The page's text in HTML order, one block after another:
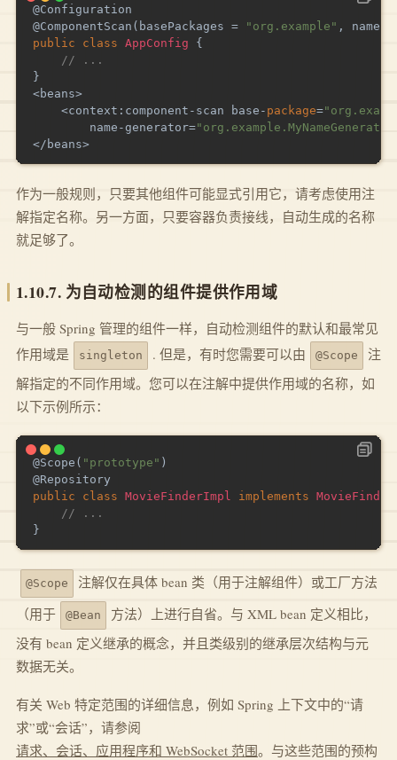
@Configuration
@ComponentScan ( basePackages = "org.example" ,
public
class AppConfig
{
// ...
}
<beans>
<context : component - scan base - package=
        name
-generator=
</ beans>
作为一般规则，只要其他组件可能显式引用它，请考虑使用注
解指定名称。另一方面，只要容器负责接线，自动生成的名称
就足够了。
1.10.7. 为自动检测的组件提供作用域
与一般 Spring 管理的组件一样，自动检测组件的默认和最常见
作用域是
singleton . 但是，有时您需要可以由 @Scope
注
解指定的不同作用域。您可以在注解中提供作用域的名称，如
以下示例所示：
@Scope ( "prototype" )
@Repository
public
class MovieFinderImpl implements MovieFinder
// ...
}
@Scope
注解仅在具体 bean 类（用于注解组件）或工厂方法
（用于
@Bean
方法）上进行自省。与 XML bean 定义相比，
没有 bean 定义继承的概念，并且类级别的继承层次结构与元
数据无关。
有关 Web 特定范围的详细信息，例如 Spring 上下文中的“请
求”或“会话”，请参阅
请求、会话、应用程序和 WebSocket 范围。与这些范围的预构